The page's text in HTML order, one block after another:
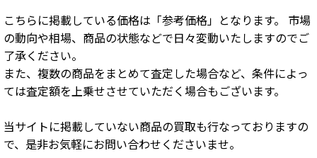
こちらに掲載している価格は「参考価格」となります。 市場
の動向や相場、商品の状態などで日々変動いたしますのでご
了承ください。
また、複数の商品をまとめて査定した場合など、条件によっ
ては査定額を上乗せさせていただく場合もございます。
当サイトに掲載していない商品の買取も行なっておりますの
で、是非お気軽にお問い合わせくださいませ。